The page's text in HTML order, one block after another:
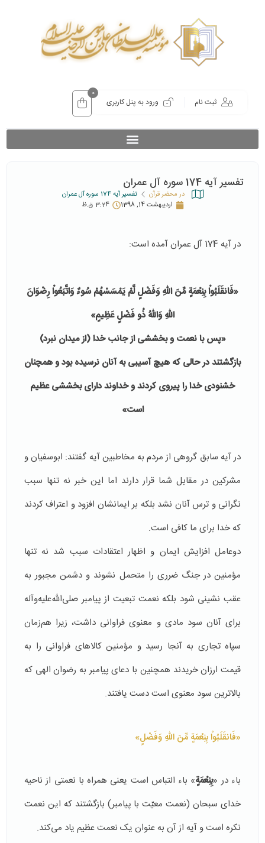
ثبت نام ورود به پنل کاربری
0
تفسیر آیه 174 سوره آل عمران
در محضر قرآن
تفسیر آیه 174 سوره آل عمران
اردیبهشت 14, 1398
3:24 ق.ظ
در آیه 174 آل عمران آمده است:
«فَانقَلَبُواْ بِنِعْمَةٍ مِّنَ اللّهِ وَفَضْلٍ لَّمْ يَمْسَسْهُمْ سُوءٌ وَاتَّبَعُواْ رِضْوَانَ
اللّهِ وَاللّهُ ذُو فَضْلٍ عَظِيمٍ»
«پس با نعمت و بخششى از جانب خدا (از ميدان نبرد)
بازگشتند در حالى كه هيچ آسيبى به آنان نرسيده بود و همچنان
خشنودى خدا را پيروى كردند و خداوند داراى بخششى عظيم
است»
در آیه سابق گروهی از مردم به مخاطبین آیه گفتند: ابوسفیان و
مشرکین در مقابل شما قرار دارند اما این خبر نه تنها سبب
نگرانی و ترس آنان نشد بلکه بر ایمانشان افزود و اعتراف کردند
که خدا برای ما کافی است.
دوعامل افزایش ایمان و اظهار اعتقادات سبب شد نه تنها
مؤمنین در جنگ ضرری را متحمل نشوند و دشمن مجبور به
عقب نشینی شود بلکه نعمت تبعیت از پیامبر صلی‌الله‌علیه‌وآله
برای آنان سود مادی و معنوی فراوانی داشت، زیرا هم‌زمان
سپاه تجاری به آنجا رسید و مؤمنین کالاهای فراوانی را به
قیمت ارزان خریدند همچنین با دعای پیامبر به رضوان الهی که
بالاترین سود معنوی است دست یافتند.
«فَانقَلَبُواْ بِنِعْمَةٍ مِّنَ اللّهِ وَفَضْلٍ»
باء در «بِنِعْمَةٍ» باء التباس است یعنی همراه با نعمتی از ناحیه
خدای سبحان (نعمت معیّت با پیامبر) بازگشتند که این نعمت
نکره است و آیه از آن به عنوان یک نعمت عظیم یاد می‌کند.